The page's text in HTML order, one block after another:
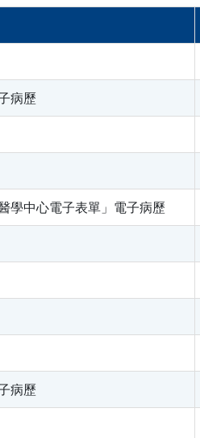
病歷
學中心電子表單」電子病歷
病歷